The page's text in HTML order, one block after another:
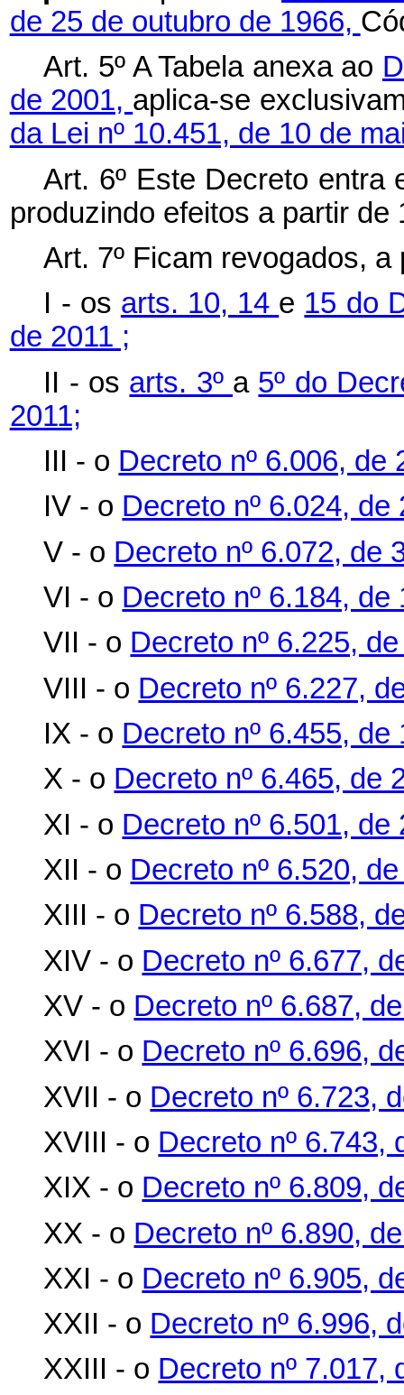
de 25 de outubro de 1966,
Art. 5º A Tabela anexa ao
de 2001, aplica-se
da Lei nº 10.451, de 10 de
Art. 6º Este Decreto entra
produzindo efeitos a partir de
Art. 7º Ficam revogados,
I - os arts. 10, 14 e 15 do
de 2011 ;
II - os arts. 3º a 5º do
2011;
III - o Decreto nº 6.006, de
IV - o Decreto nº 6.024,
V - o Decreto nº 6.072, de
VI - o Decreto nº 6.184,
VII - o Decreto nº 6.225,
VIII - o Decreto nº 6.227,
IX - o Decreto nº 6.455,
X - o Decreto nº 6.465, de
XI - o Decreto nº 6.501,
XII - o Decreto nº 6.520,
XIII - o Decreto nº 6.588,
XIV - o Decreto nº 6.677,
XV - o Decreto nº 6.687,
XVI - o Decreto nº 6.696,
XVII - o Decreto nº 6.723,
XVIII - o Decreto nº 6.743,
XIX - o Decreto nº 6.809,
XX - o Decreto nº 6.890,
XXI - o Decreto nº 6.905,
XXII - o Decreto nº 6.996,
XXIII - o Decreto nº 7.017,